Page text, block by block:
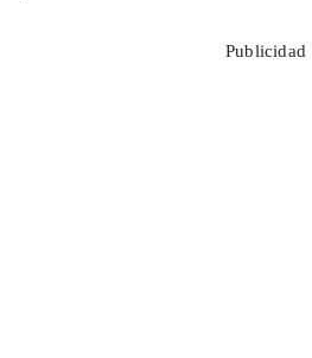
Publicidad